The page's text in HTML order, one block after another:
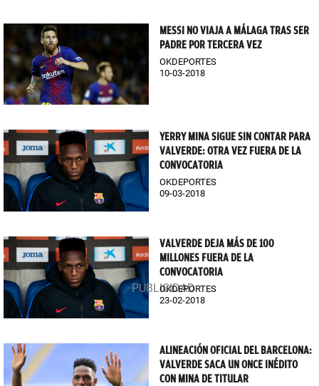
MESSI NO VIAJA A MÁLAGA TRAS SER
PADRE POR TERCERA VEZ
OKDEPORTES
10-03-2018
YERRY MINA SIGUE SIN CONTAR PARA
VALVERDE: OTRA VEZ FUERA DE LA
CONVOCATORIA
OKDEPORTES
09-03-2018
VALVERDE DEJA MÁS DE 100
MILLONES FUERA DE LA
CONVOCATORIA
OKDEPORTES
23-02-2018
ALINEACIÓN OFICIAL DEL BARCELONA:
VALVERDE SACA UN ONCE INÉDITO
CON MINA DE TITULAR